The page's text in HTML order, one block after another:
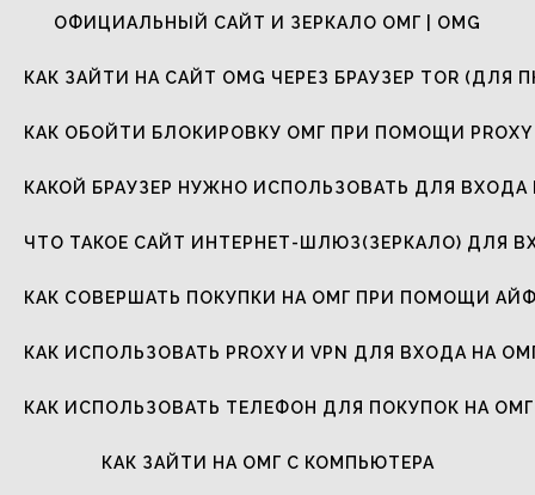
ОФИЦИАЛЬНЫЙ САЙТ И ЗЕРКАЛО ОМГ | OMG
КАК ЗАЙТИ НА САЙТ OMG ЧЕРЕЗ БРАУЗЕР TOR (ДЛЯ
КАК ОБОЙТИ БЛОКИРОВКУ ОМГ ПРИ ПОМОЩИ PROXY
КАКОЙ БРАУЗЕР НУЖНО ИСПОЛЬЗОВАТЬ ДЛЯ ВХОДА
ЧТО ТАКОЕ САЙТ ИНТЕРНЕТ-ШЛЮЗ(ЗЕРКАЛО) ДЛЯ
КАК СОВЕРШАТЬ ПОКУПКИ НА ОМГ ПРИ ПОМОЩИ
КАК ИСПОЛЬЗОВАТЬ PROXY И VPN ДЛЯ ВХОДА НА
КАК ИСПОЛЬЗОВАТЬ ТЕЛЕФОН ДЛЯ ПОКУПОК НА ОМГ
КАК ЗАЙТИ НА ОМГ С КОМПЬЮТЕРА